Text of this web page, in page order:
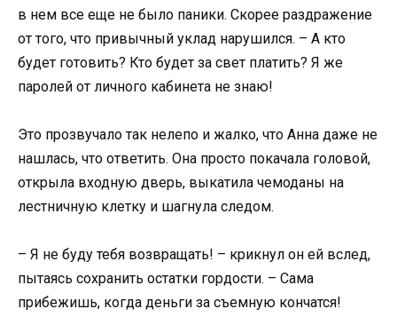
в нем все еще не было паники. Скорее раздражение
от того, что привычный уклад нарушился. – А кто
будет готовить? Кто будет за свет платить? Я же
паролей от личного кабинета не знаю!
Это прозвучало так нелепо и жалко, что Анна даже не
нашлась, что ответить. Она просто покачала головой,
открыла входную дверь, выкатила чемоданы на
лестничную клетку и шагнула следом.
– Я не буду тебя возвращать! – крикнул он ей вслед,
пытаясь сохранить остатки гордости. – Сама
прибежишь, когда деньги за съемную кончатся!